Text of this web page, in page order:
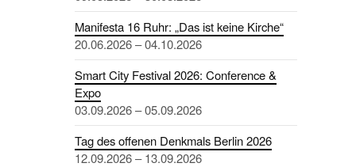
Manifesta 16 Ruhr: „Das ist keine Kirche“
20.06.2026 – 04.10.2026
Smart City Festival 2026: Conference &
Expo
03.09.2026 – 05.09.2026
Tag des offenen Denkmals Berlin 2026
12.09.2026 – 13.09.2026